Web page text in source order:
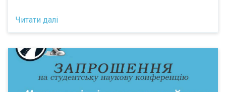
Читати далі